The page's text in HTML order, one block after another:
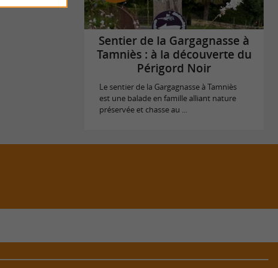
Sentier de la Gargagnasse à
Tamniès : à la découverte du
Périgord Noir
Le sentier de la Gargagnasse à Tamniès
est une balade en famille alliant nature
préservée et chasse au ...